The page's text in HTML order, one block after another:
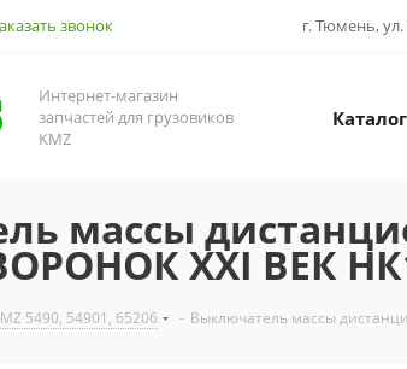
звонок г. Тюмень, ул.
Интернет-магазин
запчастей для грузовиков
KMZ
Каталог
массы
XXI ВЕК
5490, 54901, 65206 - Выключатель массы